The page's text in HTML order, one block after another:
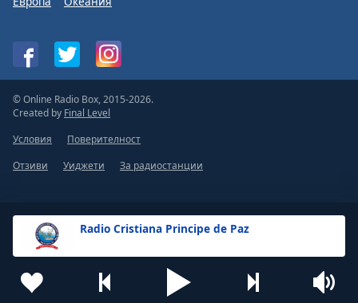
Radio Cristiana Principe de Paz
© Online Radio Box, 2015-2026.
Created by Final Level
Условия
Поверителност
Отзиви
Уиджети За радиостанции